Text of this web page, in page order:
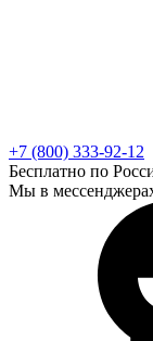
+7 (800) 333-92-12
Бесплатно по
Мы в